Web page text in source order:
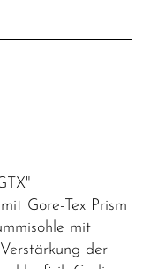
Gore-Tex Prism
mit
der